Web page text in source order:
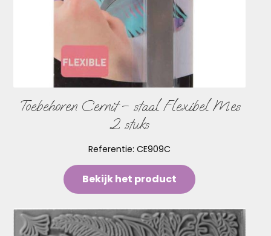
Toebehoren Cernit – staal Flexibel Mes
2 stuks
Referentie: CE909C
Bekijk het product